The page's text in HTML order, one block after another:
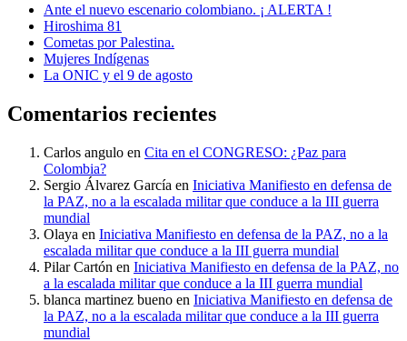
Ante el nuevo escenario colombiano. ¡ ALERTA !
Hiroshima 81
Cometas por Palestina.
Mujeres Indígenas
La ONIC y el 9 de agosto
Comentarios recientes
Carlos angulo en Cita en el CONGRESO: ¿Paz para
Colombia?
Sergio Álvarez García en Iniciativa Manifiesto en defensa de
la PAZ, no a la escalada militar que conduce a la III guerra
mundial
Olaya en Iniciativa Manifiesto en defensa de la PAZ, no a la
escalada militar que conduce a la III guerra mundial
Pilar Cartón en Iniciativa Manifiesto en defensa de la PAZ, no
a la escalada militar que conduce a la III guerra mundial
blanca martinez bueno en Iniciativa Manifiesto en defensa de
la PAZ, no a la escalada militar que conduce a la III guerra
mundial